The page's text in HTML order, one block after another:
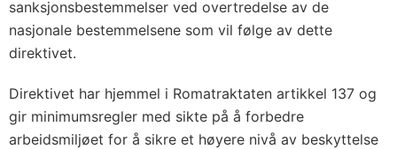
sanksjonsbestemmelser ved overtredelse av de
nasjonale bestemmelsene som vil følge av dette
direktivet.
Direktivet har hjemmel i Romatraktaten artikkel 137 og
gir minimumsregler med sikte på å forbedre
arbeidsmiljøet for å sikre et høyere nivå av beskyttelse